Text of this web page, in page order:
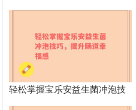
看会发生什么变化
轻松掌握宝乐安益生菌冲泡技
巧，提升肠道幸福感